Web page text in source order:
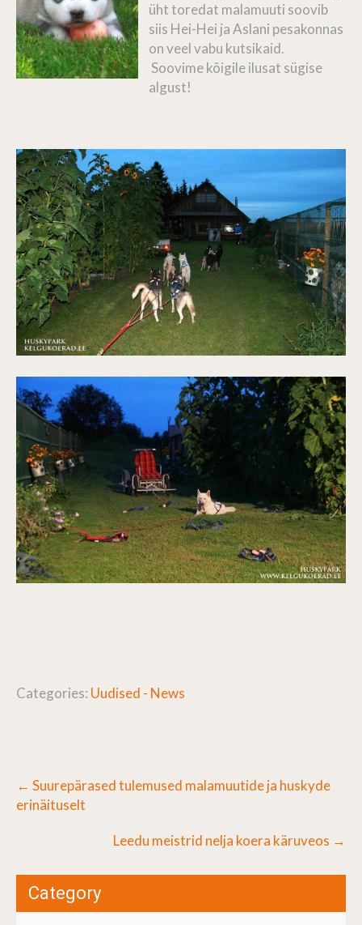
üht toredat malamuuti soovib
siis Hei-Hei ja Aslani pesakonnas
on veel vabu kutsikaid.
Soovime kõigile ilusat sügise
algust!
Categories: Uudised - News
Post
navigation
← Suurepärased tulemused malamuutide ja huskyde
erinäituselt
Leedu meistrid nelja koera käruveos →
Category